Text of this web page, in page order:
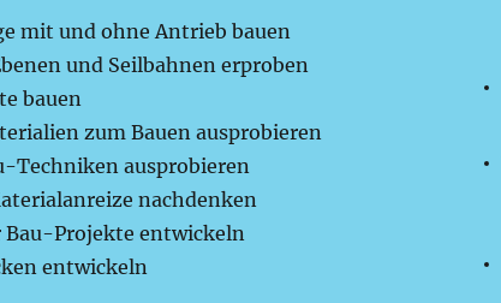
mit und ohne Antrieb bauen
und Seilbahnen erproben
bauen
zum Bauen ausprobieren
Techniken ausprobieren
nachdenken
Bau-Projekte entwickeln
entwickeln